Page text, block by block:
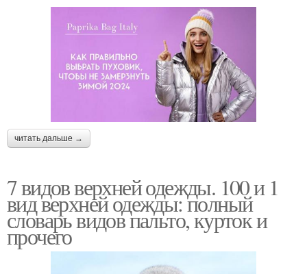
читать дальше →
7 видов верхней одежды. 100 и 1
вид верхней одежды: полный
словарь видов пальто, курток и
прочего